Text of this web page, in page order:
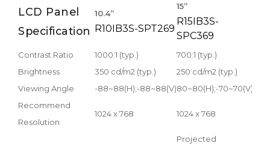
LCD Panel
Specification
10.4”
R10IB3S-SPT269
15”
R15IB3S-
SPC369
Contrast Ratio 1000:1 (typ.) 700:1 (typ.)
Brightness
350 cd/m2 (typ.) 250 cd/m2 (typ.)
Viewing Angle
-88~88(H);-88~88(V)80~80(H);-70~70(V)
Recommend
Resolution
1024 x 768 1024 x 768
Projected